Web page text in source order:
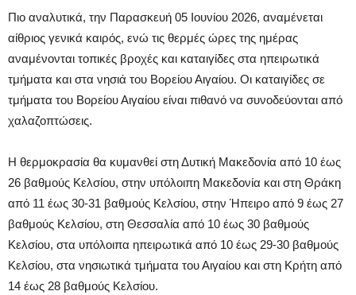
Πιο αναλυτικά, την Παρασκευή 05 Ιουνίου 2026, αναμένεται
αίθριος γενικά καιρός, ενώ τις θερμές ώρες της ημέρας
αναμένονται τοπικές βροχές και καταιγίδες στα ηπειρωτικά
τμήματα και στα νησιά του Βορείου Αιγαίου. Οι καταιγίδες σε
τμήματα του Βορείου Αιγαίου είναι πιθανό να συνοδεύονται από
χαλαζοπτώσεις.
Η θερμοκρασία θα κυμανθεί στη Δυτική Μακεδονία από 10 έως
26 βαθμούς Κελσίου, στην υπόλοιπη Μακεδονία και στη Θράκη
από 11 έως 30-31 βαθμούς Κελσίου, στην Ήπειρο από 9 έως 27
βαθμούς Κελσίου, στη Θεσσαλία από 10 έως 30 βαθμούς
Κελσίου, στα υπόλοιπα ηπειρωτικά από 10 έως 29-30 βαθμούς
Κελσίου, στα νησιωτικά τμήματα του Αιγαίου και στη Κρήτη από
14 έως 28 βαθμούς Κελσίου.